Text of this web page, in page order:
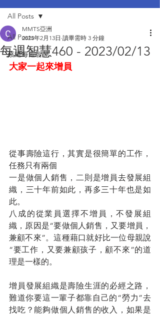
All Posts
蔡總每週智慧
All Posts
每週智慧460 - 2023/02/13
MMTS亞洲
2023年2月13日 讀畢需時 3 分鐘
大家一起來增員
從事壽險這行，其實是很簡單的工作，
任務只有兩個
一是做個人銷售，二則是增員去發展組
織，三十年前如此，再多三十年也是如
此。
八成的從業員選擇不增員，不發展組
織，原因是“要做個人銷售，又要增員，
兼顧不來”。這種藉口就好比一位母親說
“要工作，又要兼顧孩子，顧不來”的道
理是一樣的。
增員發展組織是壽險生涯的必經之路，
難道你要這一輩子都靠自己的“勞力”去
找吃？能夠做個人銷售的收入，如果是